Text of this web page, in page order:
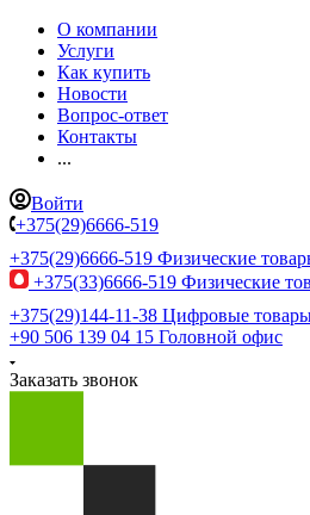
О компании
Услуги
Как купить
Новости
Вопрос-ответ
Контакты
...
Войти
+375(29)6666-519
+375(29)6666-519 Физические
+375(33)6666-519 Физические
+375(29)144-11-38 Цифровые
+90 506 139 04 15 Головной офис
Заказать звонок